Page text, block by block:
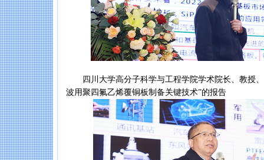
四川大学高分子科学与工程学院学术院长、教授、
波用聚四氟乙烯覆铜板制备关键技术”的报告